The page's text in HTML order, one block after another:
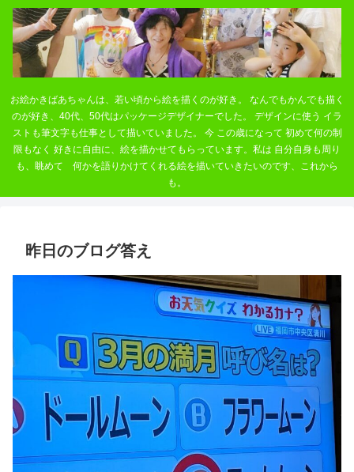
お絵かきばあちゃんは、若い頃から絵を描くのが好き。 なんでもかんでも描く
のが好き、40代、50代はパッケージデザイナーでした。 デザインに使う イラ
ストも筆文字も仕事として描いていました。 今 この歳になって 初めて何の制
限もなく 好きに自由に、絵を描かせてもらっています。私は 自分自身も周り
も、眺めて 何かを語りかけてくれる絵を描いていきたいのです、これから
も。
昨日のブログ答え